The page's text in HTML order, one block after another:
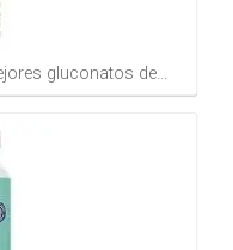
gluconatos de…